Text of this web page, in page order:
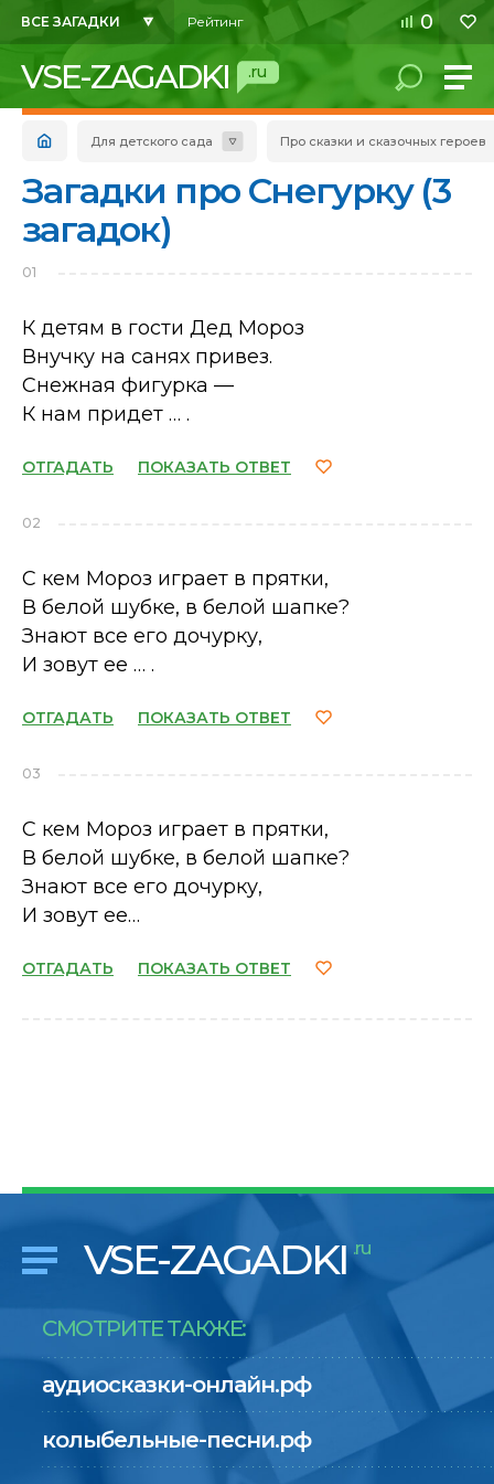
ВСЕ ЗАГАДКИ Рейтинг 0
VSE-ZAGADKI .ru
Для детского сада Про сказки и сказочных героев
Загадки про Снегурку (3
загадок)
01
К детям в гости Дед Мороз
Внучку на санях привез.
Снежная фигурка —
К нам придет … .
ОТГАДАТЬ ПОКАЗАТЬ ОТВЕТ
02
С кем Мороз играет в прятки,
В белой шубке, в белой шапке?
Знают все его дочурку,
И зовут ее … .
ОТГАДАТЬ ПОКАЗАТЬ ОТВЕТ
03
С кем Мороз играет в прятки,
В белой шубке, в белой шапке?
Знают все его дочурку,
И зовут ее…
ОТГАДАТЬ ПОКАЗАТЬ ОТВЕТ
VSE-ZAGADKI .ru
СМОТРИТЕ ТАКЖЕ:
аудиосказки-онлайн.рф
колыбельные-песни.рф